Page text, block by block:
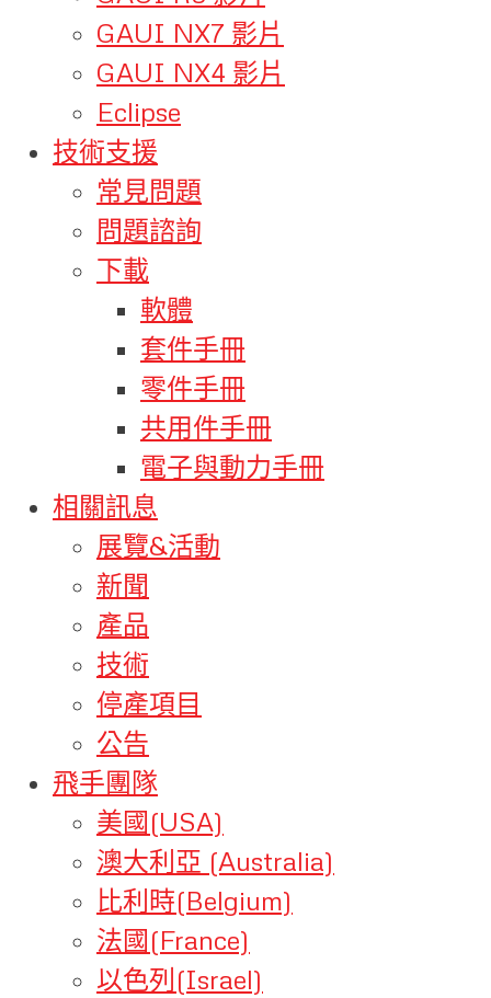
GAUI NX7 影片
GAUI NX4 影片
Eclipse
技術支援
常見問題
問題諮詢
下載
軟體
套件手冊
零件手冊
共用件手冊
電子與動力手冊
相關訊息
展覽&活動
新聞
產品
技術
停產項目
公告
飛手團隊
美國(USA)
澳大利亞 (Australia)
比利時(Belgium)
法國(France)
以色列(Israel)